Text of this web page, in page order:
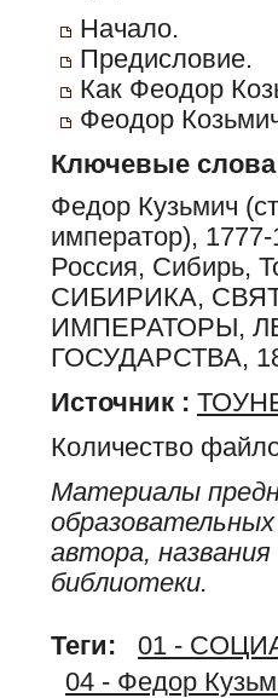
Начало.
Предисловие.
Как Феодор
Феодор
Ключевые слова
Федор Кузьмич
император),
Россия, Сибирь,
СИБИРИКА,
ИМПЕРАТОРЫ,
ГОСУДАРСТВА,
Источник :
Количество
Материалы
автора,
библиотеки.
Теги:
01 -
04 - Федор